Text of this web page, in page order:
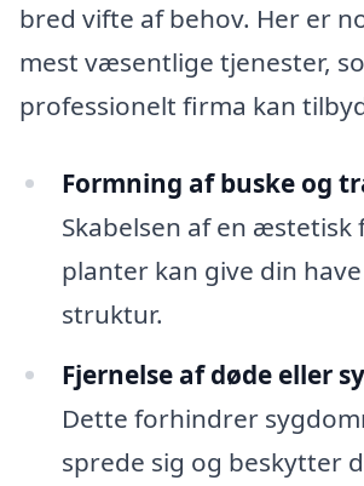
bred vifte af behov. Her er
mest væsentlige tjenester,
professionelt firma kan
Formning af buske og
Skabelsen af en æstetisk
planter kan give din
struktur.
Fjernelse af døde eller
Dette forhindrer
sprede sig og beskytter